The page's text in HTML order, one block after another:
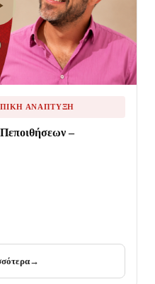
ΑΝΆΠΤΥΞΗ
Πεποιθήσεων –
→